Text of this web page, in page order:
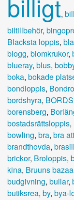
billigt,
biltillbehör,
Blacksta loppis,
blogg, blomkrukor,
blueray, blus,
boka, bokade
bondloppis,
bordshyra,
borensberg,
bostadsrättsloppis,
bowling, bra, bra
brandthovda,
brickor, Broloppis,
kina, Bruuns
budgivning, bullar,
butiksrea, by, bya-